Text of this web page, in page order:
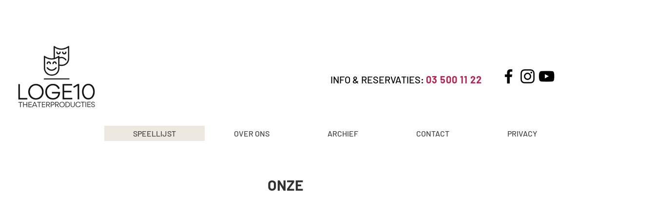
INFO & RESERVATIES: 03 500 11 22
SPEELLIJST OVER ONS ARCHIEF CONTACT PRIVACY
ONZE